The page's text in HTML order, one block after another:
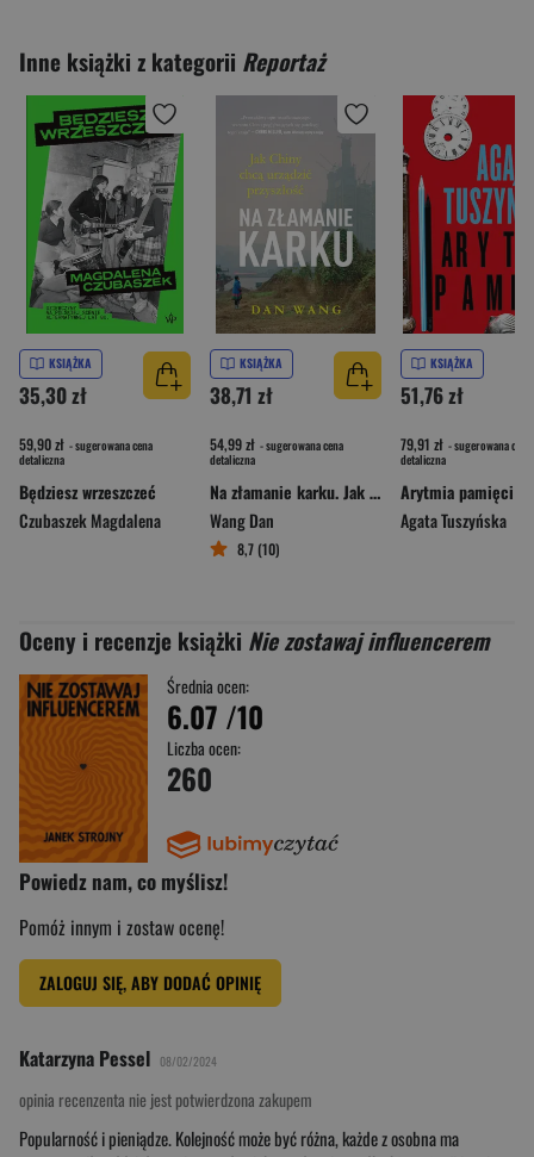
Inne książki z kategorii Reportaż
KSIĄŻKA
35,30 zł
59,90 zł - sugerowana cena
detaliczna
Będziesz wrzeszczeć
Czubaszek Magdalena
KSIĄŻKA
38,71 zł
54,99 zł - sugerowana cena
detaliczna
Na złamanie karku. Jak Chiny chcą urządzić przyszłość Dan Wang
Wang Dan
8,7 (10)
KSIĄŻKA
51,76 zł
79,91 zł - sugerowana cena
detaliczna
Arytmia pamięci
Agata Tuszyńska
Oceny i recenzje książki Nie zostawaj influencerem
Średnia ocen:
6.07 /10
Liczba ocen:
260
Powiedz nam, co myślisz!
Pomóż innym i zostaw ocenę!
ZALOGUJ SIĘ, ABY DODAĆ OPINIĘ
Katarzyna Pessel 08/02/2024
opinia recenzenta nie jest potwierdzona zakupem
Popularność i pieniądze. Kolejność może być różna, każde z osobna ma